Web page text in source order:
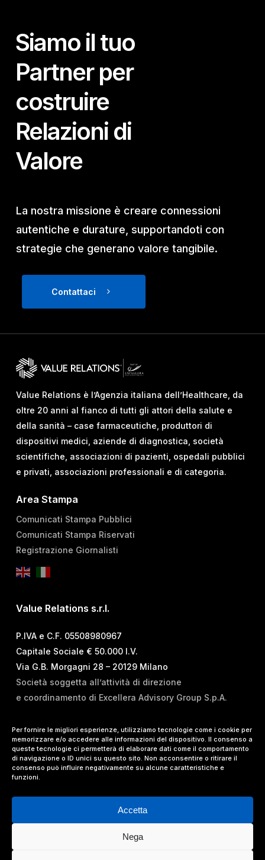
Per fornire le migliori esperienze, utilizziamo tecnologie come i cookie per
memorizzare e/o accedere alle informazioni del dispositivo. Il consenso a
queste tecnologie ci permetterà di elaborare dati come il comportamento
di navigazione o ID unici su questo sito. Non acconsentire o ritirare il
consenso può influire negativamente su alcune caratteristiche e
funzioni.
Accetta
Nega
Siamo il tuo
Partner per
costruire
Relazioni di
Valore
La nostra missione è creare connessioni
autentiche e durature, supportandoti con
strategie che generano valore tangibile.
Contattaci
Value Relations è l’Agenzia italiana dell’Healthcare, da
oltre 20 anni al fianco di tutti gli attori della salute e
della sanità – case farmaceutiche, produttori di
dispositivi medici, aziende di diagnostica, società
scientifiche, associazioni di pazienti, ospedali pubblici
e privati, associazioni professionali e di categoria.
Area Stampa
Comunicati Stampa Pubblici
Comunicati Stampa Riservati
Registrazione Giornalisti
Value Relations s.r.l.
P.IVA e C.F. 05508980967
Capitale Sociale € 50.000 I.V.
Via G.B. Morgagni 28 – 20129 Milano
Società soggetta all’attività di direzione
e coordinamento di Excellera Advisory Group S.p.A.
T. +39 02 84 99 02 01
E.info@vrelations.it
Termini d’uso|Privacy Policy|Cookie Policy|